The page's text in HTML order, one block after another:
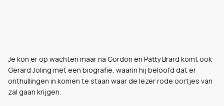
Je kon er op wachten maar na Gordon en Patty Brard komt ook
Gerard Joling met een biografie, waarin hij beloofd dat er
onthullingen in komen te staan waar de lezer rode oortjes van
zal gaan krijgen.